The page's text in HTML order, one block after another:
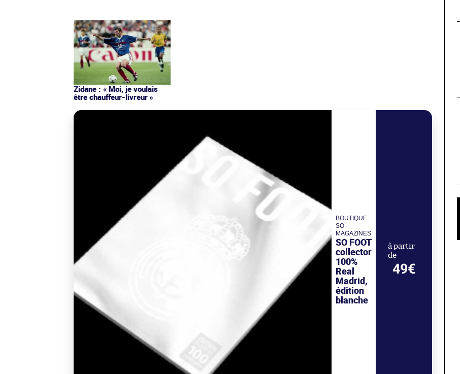
Zidane : « Moi, je voulais
être chauffeur-livreur »
BOUTIQUE
SO -
MAGAZINES
SO FOOT
collector
100%
Real
Madrid,
édition
blanche
à partir
de
49€